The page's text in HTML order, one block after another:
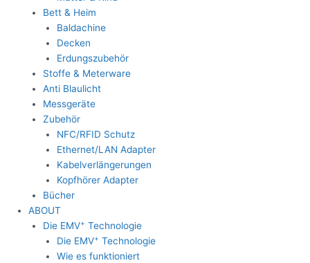
Bett & Heim
Baldachine
Decken
Erdungszubehör
Stoffe & Meterware
Anti Blaulicht
Messgeräte
Zubehör
NFC/RFID Schutz
Ethernet/LAN Adapter
Kabelverlängerungen
Kopfhörer Adapter
Bücher
ABOUT
Die EMV+ Technologie
Die EMV+ Technologie
Wie es funktioniert